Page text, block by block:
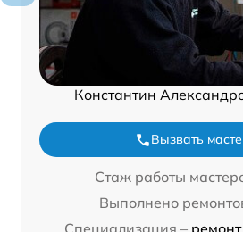
Константин
Вызвать
Стаж работы
Выполнено